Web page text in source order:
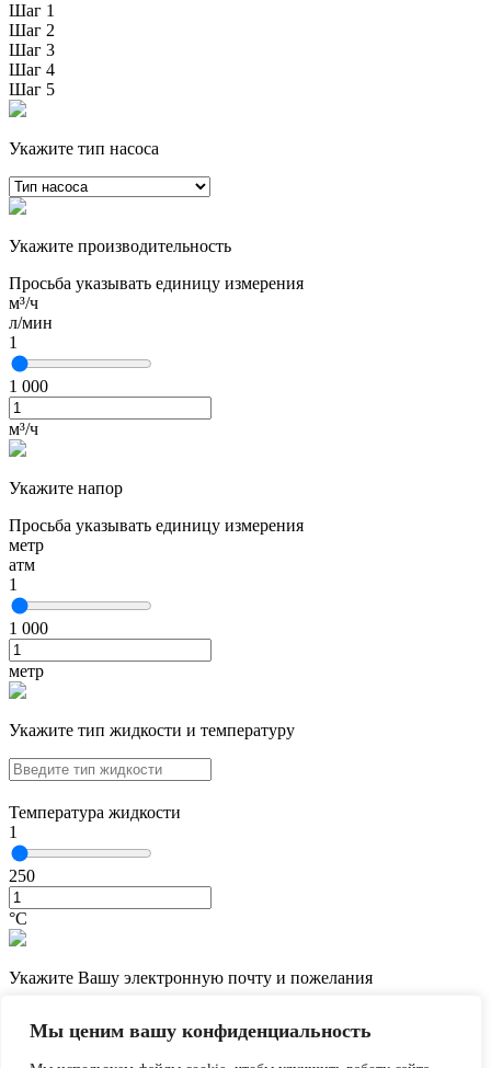
Мы ценим вашу конфиденциальность
Шаг 1
Шаг 2
Шаг 3
Шаг 4
Шаг 5
Укажите тип насоса
Укажите производительность
Просьба указывать единицу измерения
м³/ч
л/мин
1
1 000
м³/ч
Укажите напор
Просьба указывать единицу измерения
метр
атм
1
1 000
метр
Укажите тип жидкости и температуру
Температура жидкости
1
250
°С
Укажите Вашу электронную почту и пожелания